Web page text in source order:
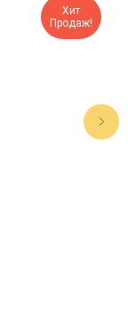
Хит
Продаж!